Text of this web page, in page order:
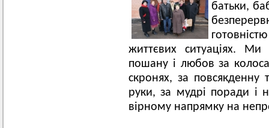
батьки,
життєвих ситуаціях.
пошану і любов за
скронях, за повсякденну
руки, за мудрі поради і
вірному напрямку на